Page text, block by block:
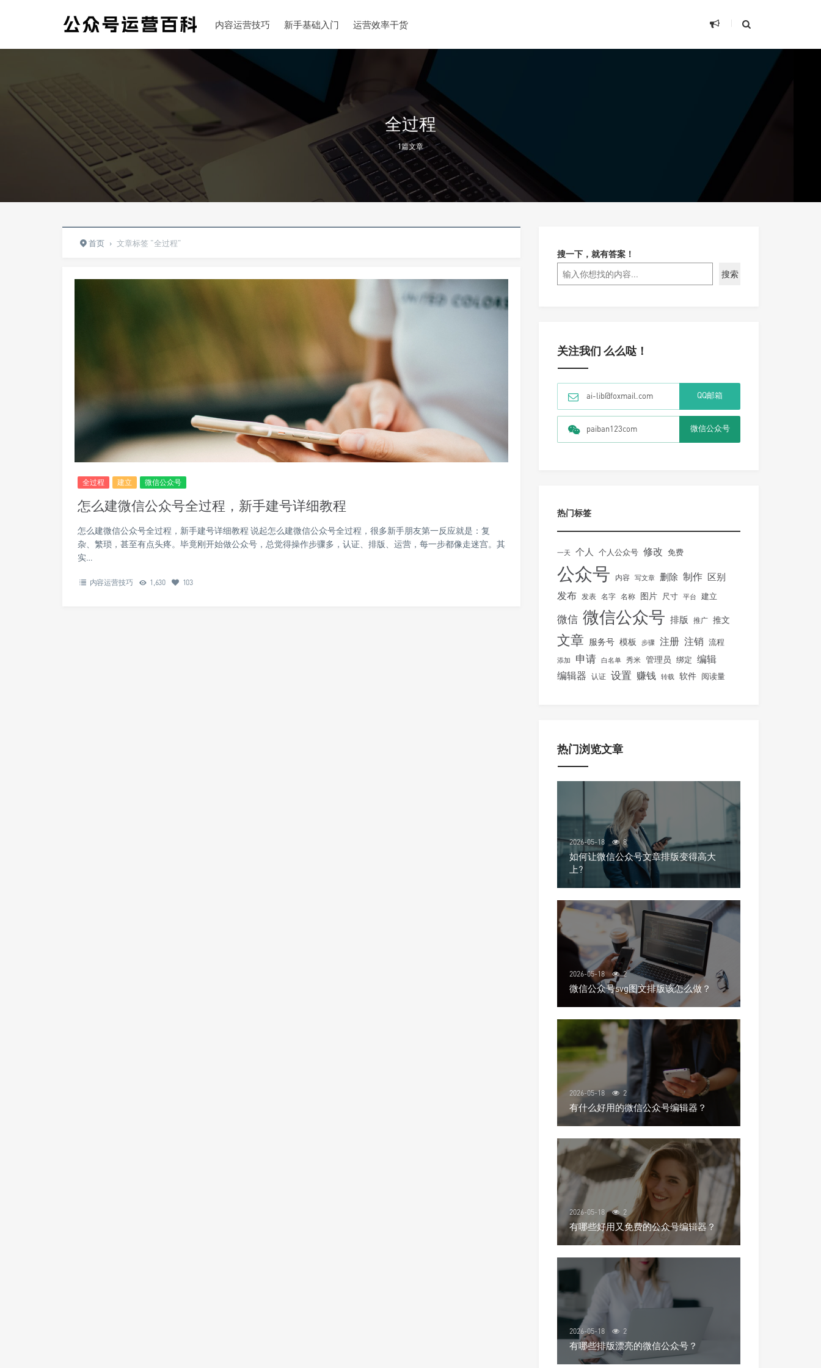
内容运营技巧 新手基础入门 运营效率干货
全过程
1篇文章
首页 › 文章标签 "全过程"
全过程 建立 微信公众号
怎么建微信公众号全过程，新手建号详细教程
怎么建微信公众号全过程，新手建号详细教程 说起怎么建微信公众号全过程，很多新手朋友第一反应就是：复
杂、繁琐，甚至有点头疼。毕竟刚开始做公众号，总觉得操作步骤多，认证、排版、运营，每一步都像走迷宫。其
实…
内容运营技巧 1,630 103
搜一下，就有答案！
搜索
关注我们 么么哒！
ai-lib@foxmail.com QQ邮箱
paiban123com 微信公众号
热门标签
一天 个人 个人公众号 修改 免费
公众号 内容 写文章 删除 制作 区别
发布 发表 名字 名称 图片 尺寸 平台 建立
微信 微信公众号 排版 推广 推文
文章 服务号 模板 步骤 注册 注销 流程
添加 申请 白名单 秀米 管理员 绑定 编辑
编辑器
认证 设置 赚钱 转载 软件 阅读量
热门浏览文章
2026-05-18 8
如何让微信公众号文章排版变得高大
上?
2026-05-18 2
微信公众号svg图文排版该怎么做？
2026-05-18 2
有什么好用的微信公众号编辑器？
2026-05-18 2
有哪些好用又免费的公众号编辑器？
2026-05-18 2
有哪些排版漂亮的微信公众号？